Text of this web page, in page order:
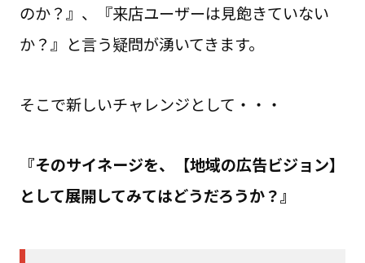
のか？』、『来店ユーザーは見飽きていない
か？』と言う疑問が湧いてきます。
そこで新しいチャレンジとして・・・
『そのサイネージを、【地域の広告ビジョン】
として展開してみてはどうだろうか？』